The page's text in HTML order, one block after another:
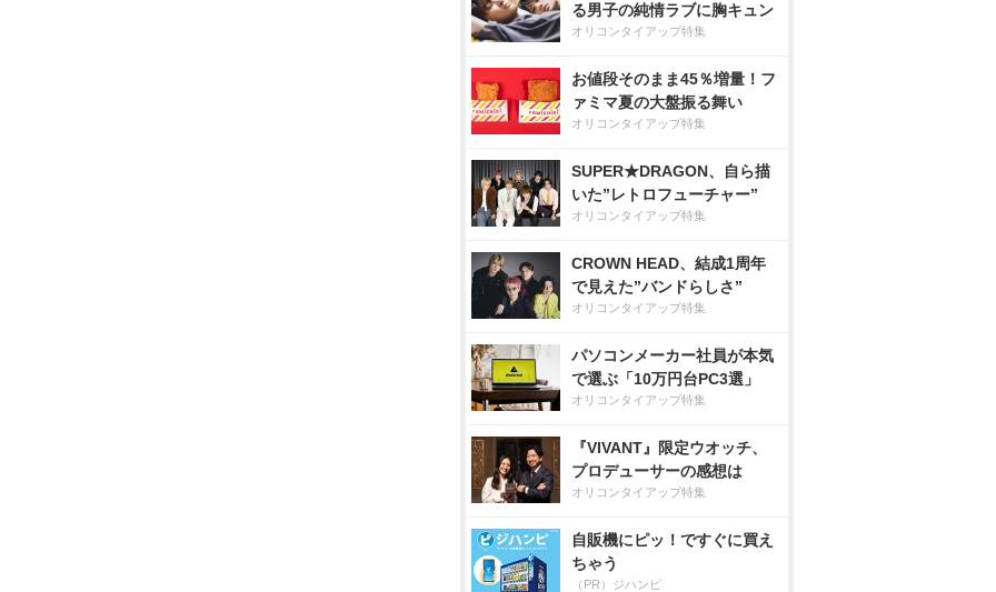
る男子の純情ラブに胸キュン
オリコンタイアップ特集
お値段そのまま45％増量！フ
ァミマ夏の大盤振る舞い
オリコンタイアップ特集
SUPER★DRAGON、自ら描
いた”レトロフューチャー”
オリコンタイアップ特集
CROWN HEAD、結成1周年
で見えた”バンドらしさ”
オリコンタイアップ特集
パソコンメーカー社員が本気
で選ぶ「10万円台PC3選」
オリコンタイアップ特集
『VIVANT』限定ウオッチ、
プロデューサーの感想は
オリコンタイアップ特集
自販機にピッ！ですぐに買え
ちゃう
（PR）ジハンピ